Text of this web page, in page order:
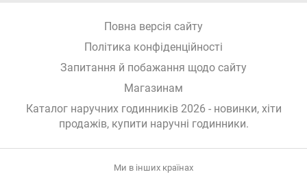
Повна версія сайту
Політика конфіденційності
Запитання й побажання щодо сайту
Магазинам
Каталог наручних годинників 2026 - новинки, хіти
продажів, купити наручні годинники.
Ми в інших країнах